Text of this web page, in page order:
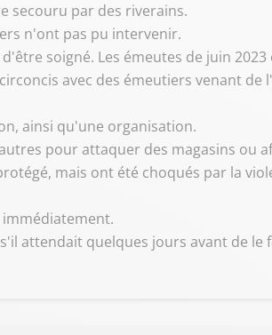
secouru par des riverains.
n'ont pas pu intervenir.
soigné. Les émeutes de juin
avec des émeutiers venant de
ainsi qu'une organisation.
pour attaquer des magasins ou
mais ont été choqués par la
attendait quelques jours avant de le